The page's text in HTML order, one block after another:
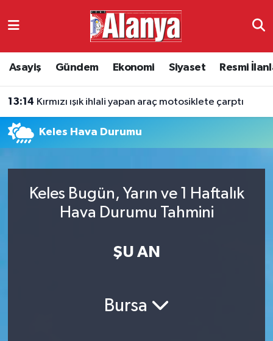
Asayiş Gündem Ekonomi Siyaset Resmi
13:14 Kırmızı ışık ihlali yapan araç motosiklete çarptı
Keles Hava Durumu
Keles Bugün, Yarın ve 1 Haftalık
Hava Durumu Tahmini
ŞU AN
Bursa
Ekonomi
Siyaset
Resmi İlanlar
Alanyaspor
Antalya Namaz Vakitleri
Antalya Trafik Yoğunluk Haritası
Süper Lig Puan Durumu ve Fikstür
Tüm Manşetler